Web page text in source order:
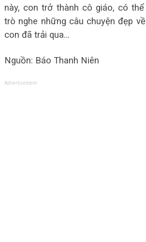
này, con trở thành cô giáo, có
trò nghe những câu chuyện đẹp
con đã trải qua…
Nguồn: Báo Thanh Niên
Advertisement